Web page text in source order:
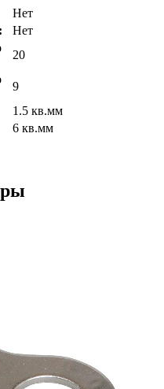
Нет
Нет
20
9
1.5 кв.мм
6 кв.мм